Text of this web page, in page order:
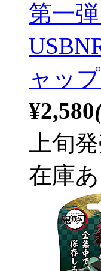
第一
ャップ
¥2,580
上旬
在庫あ